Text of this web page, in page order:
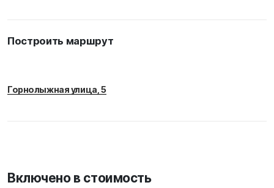
Построить маршрут
Горнолыжная улица, 5
Включено в стоимость